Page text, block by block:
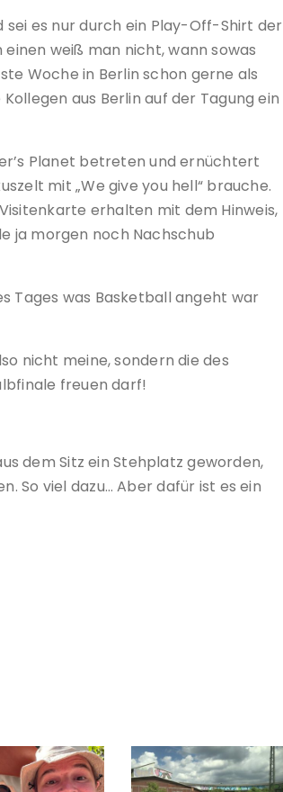
sei es nur durch ein Play-Off-Shirt der
weiß man nicht, wann sowas
Woche in Berlin schon gerne als
aus Berlin auf der Tagung ein
Planet betreten und ernüchtert
mit „We give you hell“ brauche.
erhalten mit dem Hinweis,
ja morgen noch Nachschub
Tages was Basketball angeht war
nicht meine, sondern die des
freuen darf!
dem Sitz ein Stehplatz geworden,
So viel dazu… Aber dafür ist es ein